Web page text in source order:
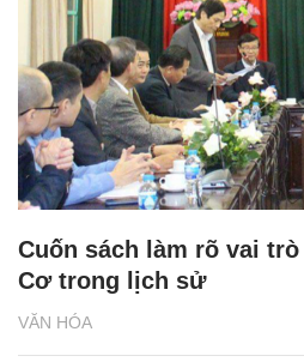
VĂN HÓA
Cuốn sách làm rõ vai
Cơ trong lịch sử